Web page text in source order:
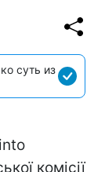
суть из
комісії